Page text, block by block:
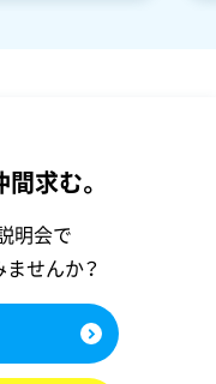
求む。
明会で
せんか？